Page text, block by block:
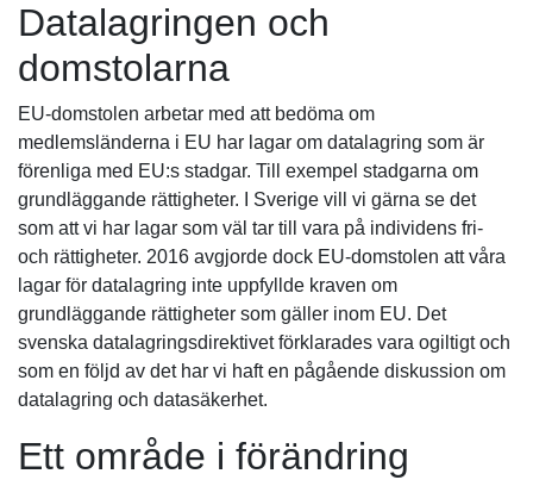
Datalagringen och
domstolarna
EU-domstolen arbetar med att bedöma om
medlemsländerna i EU har lagar om datalagring som är
förenliga med EU:s stadgar. Till exempel stadgarna om
grundläggande rättigheter. I Sverige vill vi gärna se det
som att vi har lagar som väl tar till vara på individens fri-
och rättigheter. 2016 avgjorde dock EU-domstolen att våra
lagar för datalagring inte uppfyllde kraven om
grundläggande rättigheter som gäller inom EU. Det
svenska datalagringsdirektivet förklarades vara ogiltigt och
som en följd av det har vi haft en pågående diskussion om
datalagring och datasäkerhet.
Ett område i förändring